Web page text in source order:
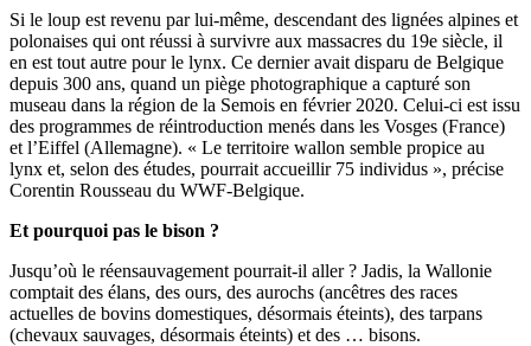
Si le loup est revenu par lui-même, descendant des lignées alpines et
polonaises qui ont réussi à survivre aux massacres du 19e siècle, il
en est tout autre pour le lynx. Ce dernier avait disparu de Belgique
depuis 300 ans, quand un piège photographique a capturé son
museau dans la région de la Semois en février 2020. Celui-ci est issu
des programmes de réintroduction menés dans les Vosges (France)
et l’Eiffel (Allemagne). « Le territoire wallon semble propice au
lynx et, selon des études, pourrait accueillir 75 individus », précise
Corentin Rousseau du WWF-Belgique.
Et pourquoi pas le bison ?
Jusqu’où le réensauvagement pourrait-il aller ? Jadis, la Wallonie
comptait des élans, des ours, des aurochs (ancêtres des races
actuelles de bovins domestiques, désormais éteints), des tarpans
(chevaux sauvages, désormais éteints) et des … bisons.